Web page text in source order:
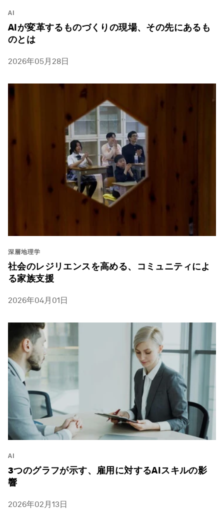
AI
AIが変革するものづくりの現場、その先にあるも
のとは
2026年05月28日
深層地理学
社会のレジリエンスを高める、コミュニティによ
る家族支援
2026年04月01日
AI
3つのグラフが示す、雇用に対するAIスキルの影
響
2026年02月13日